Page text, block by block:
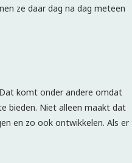
ze daar dag na dag meteen
komt onder andere omdat
bieden. Niet alleen maakt dat
en zo ook ontwikkelen. Als er